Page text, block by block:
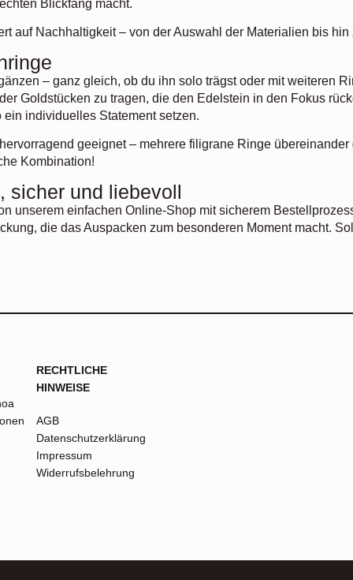
Blickfang macht.
auf Nachhaltigkeit – von der Auswahl der Materialien bis hin
– ganz gleich, ob du ihn solo trägst oder mit weiteren
Goldstücken zu tragen, die den Edelstein in den Fokus
individuelles Statement setzen.
geeignet – mehrere filigrane Ringe
Kombination!
sicher und liebevoll
unserem einfachen Online-Shop mit sicherem
die das Auspacken zum besonderen Moment macht.
RECHTLICHE
HINWEISE
AGB
Datenschutzerklärung
Impressum
Widerrufsbelehrung